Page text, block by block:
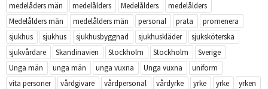
medelåders män
medelålders Medelålders
medelålders
Medelålders män
medelålders män personal prata
promenera
sjukhus
sjukhus sjukhusbyggnad sjukhuskläder
sjuksköterska
sjukvårdare
Skandinavien Stockholm Stockholm
Sverige
Unga män
unga män unga vuxna Unga vuxna
uniform
vita personer
vårdgivare vårdpersonal vårdyrke yrke yrke
yrken